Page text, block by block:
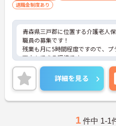
退職金制度あり
青森県三戸郡に位置する介護老人
職員の募集です！
残業も月に5時間程度ですので、プ
両立もできる環境です。
賞与も3.4ヶ月の実績がございます
っかり評価されます。
マイカー通勤OKのため、通勤困る
♪
ご興味ある方には、面接のポイン
詳細を見る
1 件中 1-1